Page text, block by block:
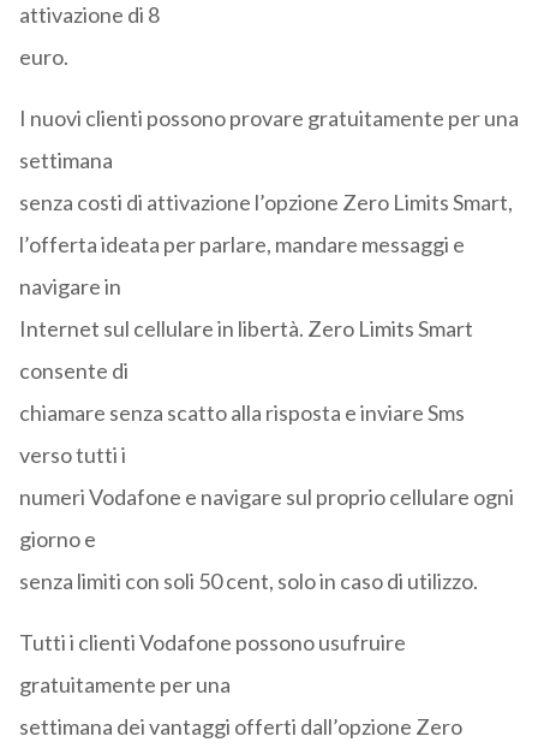
attivazione di 8
euro.
I nuovi clienti possono provare gratuitamente per una
settimana
senza costi di attivazione l’opzione Zero Limits Smart,
l’offerta ideata per parlare, mandare messaggi e
navigare in
Internet sul cellulare in libertà. Zero Limits Smart
consente di
chiamare senza scatto alla risposta e inviare Sms
verso tutti i
numeri Vodafone e navigare sul proprio cellulare ogni
giorno e
senza limiti con soli 50 cent, solo in caso di utilizzo.
Tutti i clienti Vodafone possono usufruire
gratuitamente per una
settimana dei vantaggi offerti dall’opzione Zero